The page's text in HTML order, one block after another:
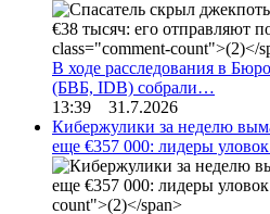
В ходе расследования в
(БВБ, IDB) собрали…
13:39 31.7.2026
Кибержулики за неделю
еще €357 000: лидеры уловок